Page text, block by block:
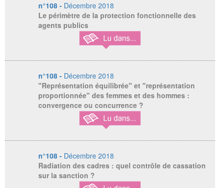
n°108 - Décembre 2018
Le périmètre de la protection fonctionnelle des
agents publics
n°108 - Décembre 2018
"Représentation équilibrée" et "représentation
proportionnée" des femmes et des hommes :
convergence ou concurrence ?
n°108 - Décembre 2018
Radiation des cadres : quel contrôle de cassation
sur la sanction ?